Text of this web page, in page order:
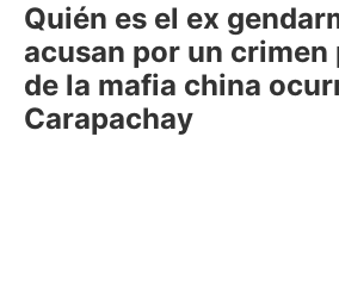
Quién es el ex
acusan por un crimen
de la mafia china
Carapachay